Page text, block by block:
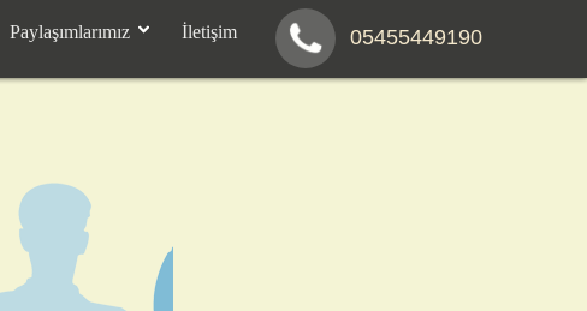
05455449190
Paylaşımlarımız İletişim